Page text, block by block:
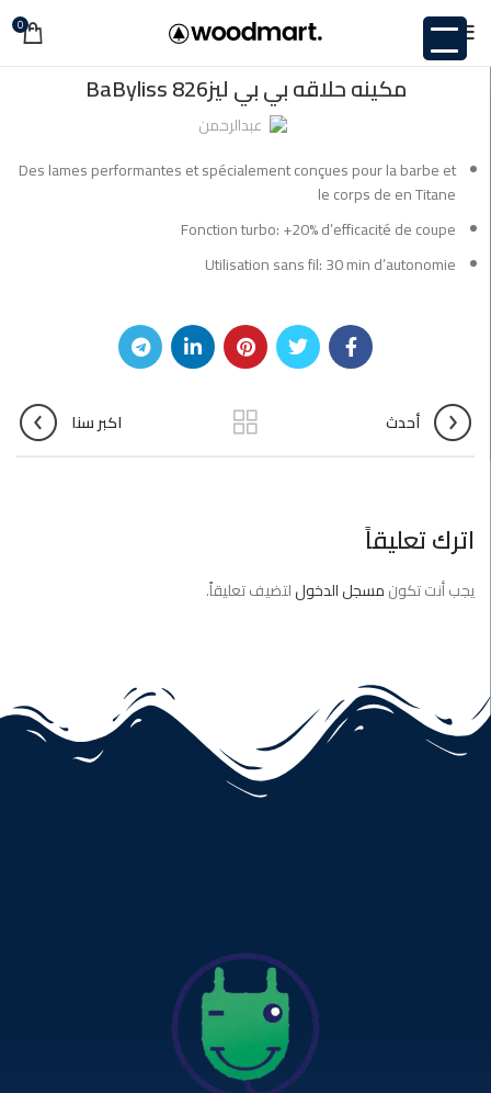
0 غير مصنف
مكينه حلاقه بي بي ليز826 BaByliss
عبدالرحمن
Des lames performantes et spécialement conçues pour la barbe et
le corps de en Titane
Fonction turbo: +20% d’efficacité de coupe
Utilisation sans fil: 30 min d’autonomie
أحدث اكبر سنا
اترك تعليقاً
يجب أنت تكونمسجل الدخوللتضيف تعليقاً.